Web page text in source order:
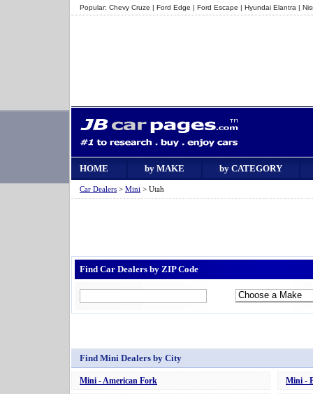
Popular: Chevy Cruze | Ford Edge | Ford Escape | Hyundai Elantra |
HOME by MAKE by CATEGORY
Car Dealers > Mini > Utah
Find Car Dealers by ZIP Code
Find Mini Dealers by City
Mini - American Fork Mini -